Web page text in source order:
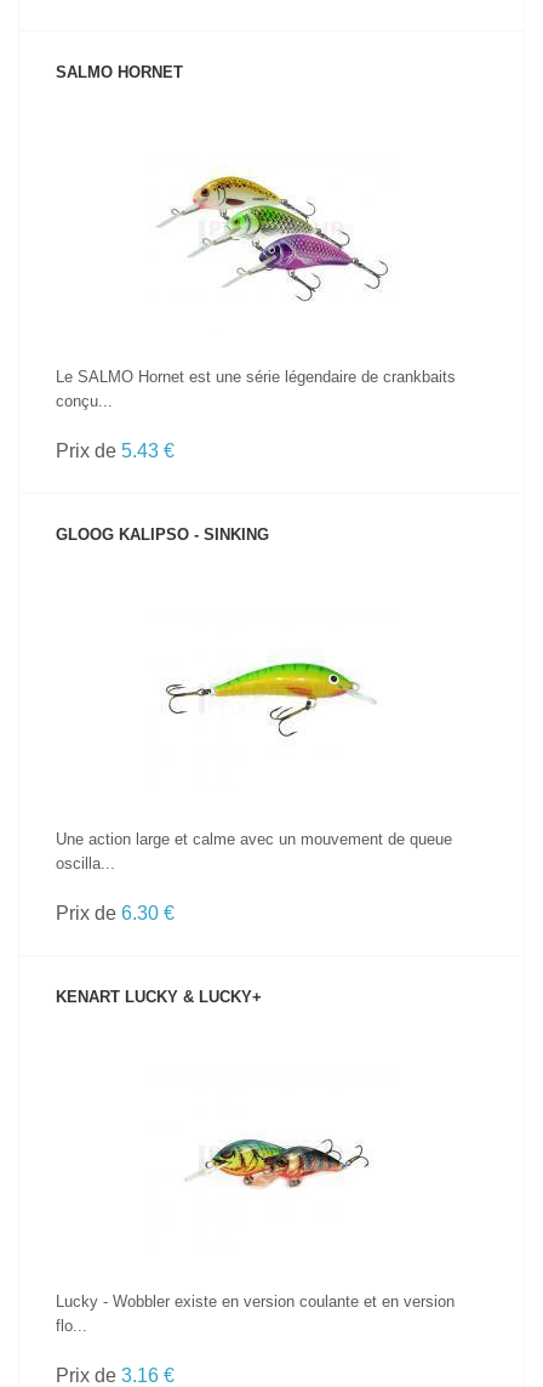
SALMO HORNET
VOIR LE PRODUIT
Le SALMO Hornet est une série légendaire de crankbaits
conçu...
Prix de 5.43 €
GLOOG KALIPSO - SINKING
VOIR LE PRODUIT
Une action large et calme avec un mouvement de queue
oscilla...
Prix de 6.30 €
KENART LUCKY & LUCKY+
Lucky - Wobbler existe en version coulante et en version
flo...
Prix de 3.16 €